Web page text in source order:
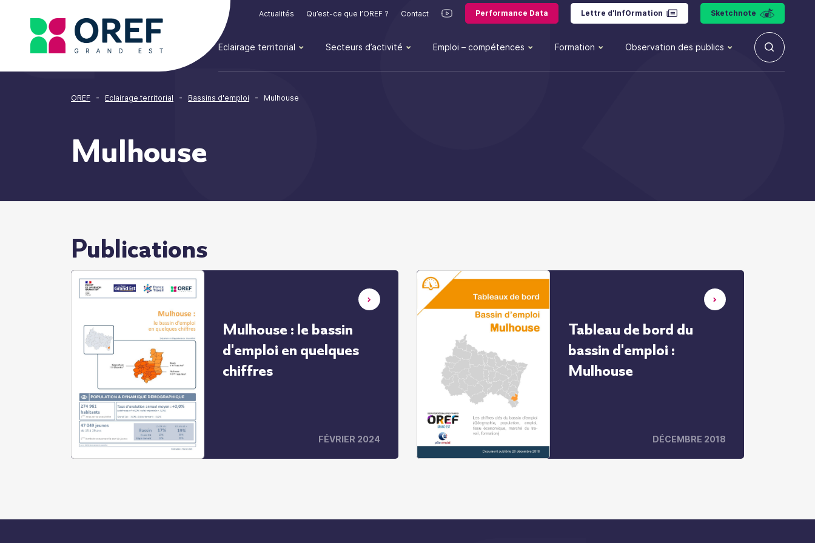
Actualités Qu’est-ce que l’OREF ? Contact Performance Data Lettre d’InfOrmation Sketchnote
Eclairage territorial Secteurs d’activité Emploi – compétences Formation Observation des publics
OREF - Eclairage territorial - Bassins d'emploi - Mulhouse
Mulhouse
Publications
Mulhouse : le bassin
d'emploi en quelques
chiffres
FÉVRIER 2024
Tableau de bord du
bassin d'emploi :
Mulhouse
DÉCEMBRE 2018